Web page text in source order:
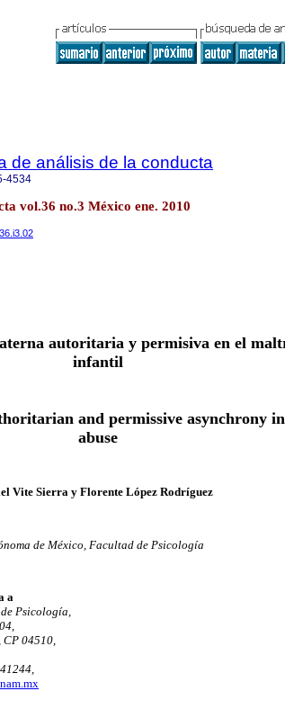
de análisis de la conducta
4534
vol.36 no.3 México ene. 2010
autoritaria y permisiva en el
infantil
and permissive asynchrony
abuse
Vite Sierra y Florente López Rodríguez
de México, Facultad de Psicología
a
Psicología,
04510,